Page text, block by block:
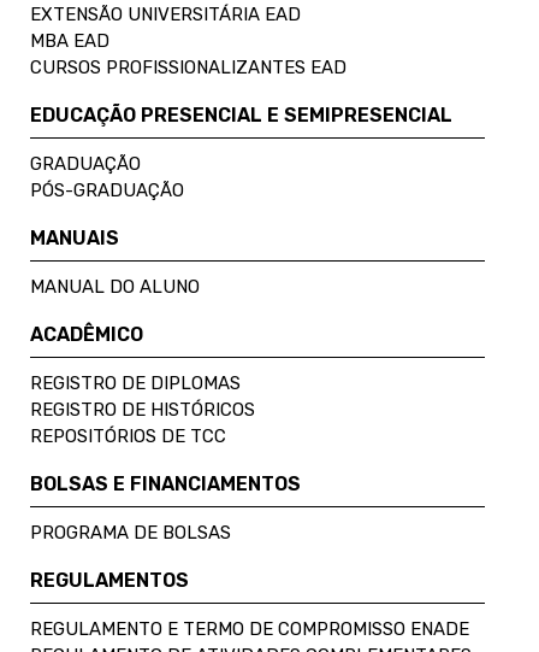
EXTENSÃO UNIVERSITÁRIA EAD
MBA EAD
CURSOS PROFISSIONALIZANTES EAD
EDUCAÇÃO PRESENCIAL E SEMIPRESENCIAL
GRADUAÇÃO
PÓS-GRADUAÇÃO
MANUAIS
MANUAL DO ALUNO
ACADÊMICO
REGISTRO DE DIPLOMAS
REGISTRO DE HISTÓRICOS
REPOSITÓRIOS DE TCC
BOLSAS E FINANCIAMENTOS
PROGRAMA DE BOLSAS
REGULAMENTOS
REGULAMENTO E TERMO DE COMPROMISSO ENADE